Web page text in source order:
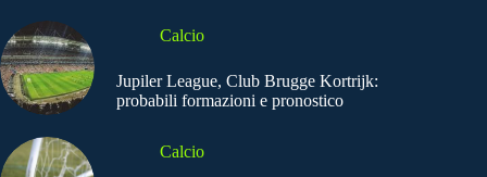
Calcio
Jupiler League, Club Brugge Kortrijk:
probabili formazioni e pronostico
Calcio